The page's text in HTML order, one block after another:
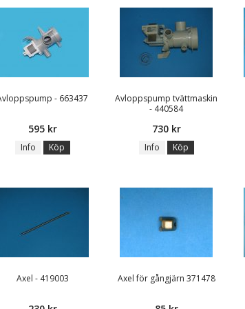
- 663437
595 kr
Info Köp
Avloppspump tvättmaskin
- 440584
730 kr
Info Köp
Axel - 419003 Axel för gångjärn 371478